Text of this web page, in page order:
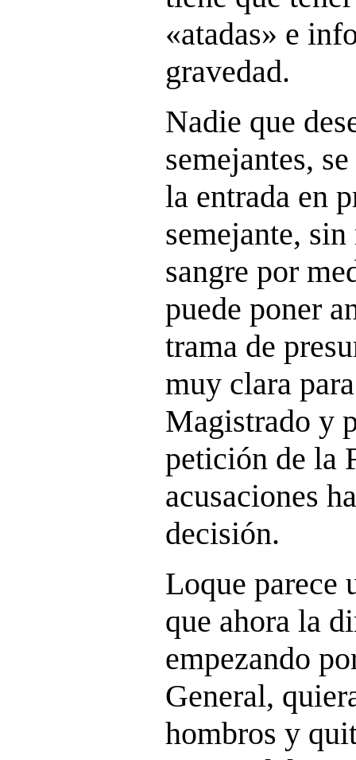
«atadas» e
gravedad.
Nadie que
semejantes,
la entrada en
semejante,
sangre por
puede poner
trama de
muy clara
Magistrado y
petición de la
acusaciones
decisión.
Loque parece
que ahora la
empezando
General,
hombros y